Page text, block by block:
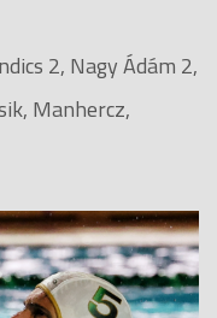
2, Nagy Ádám 2,
Manhercz,